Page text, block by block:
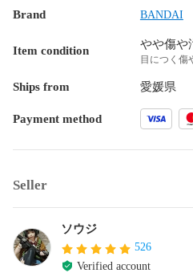
Brand BANDAI
Item condition やや傷や
目につく傷
Ships from 愛媛県
Payment method
Seller
ソウジ
526
Verified account